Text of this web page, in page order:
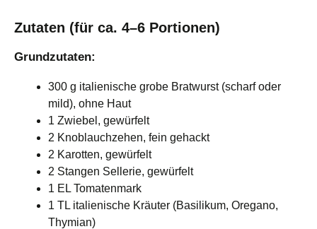
Zutaten (für ca. 4–6 Portionen)
Grundzutaten:
300 g italienische grobe Bratwurst (scharf oder
mild), ohne Haut
1 Zwiebel, gewürfelt
2 Knoblauchzehen, fein gehackt
2 Karotten, gewürfelt
2 Stangen Sellerie, gewürfelt
1 EL Tomatenmark
1 TL italienische Kräuter (Basilikum, Oregano,
Thymian)